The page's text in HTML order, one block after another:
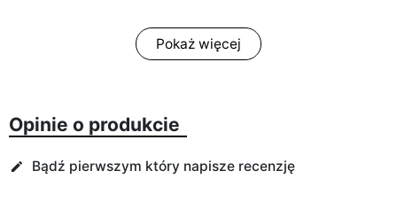
Pokaż więcej
Opinie o produkcie
edit Bądź pierwszym który napisze recenzję